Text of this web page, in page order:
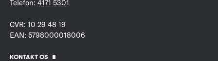
Telefon: 4171 5301
CVR: 10 29 48 19
EAN: 5798000018006
KONTAKT OS